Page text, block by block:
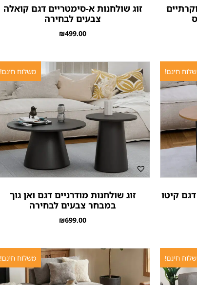
זוג שולחנות א-סימטריים דגם קואלה
צבעים לבחירה
₪499.00
חינם!
קיטו
משלוח חינם!
זוג שולחנות מודרניים דגם ואן גוך
במבחר צבעים לבחירה
₪699.00
חינם! משלוח חינם!